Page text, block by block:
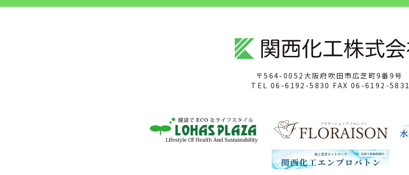
〒564-0052 大阪府吹田市広芝町9番9号
TEL 06-6192-5830 FAX 06-6192-5831